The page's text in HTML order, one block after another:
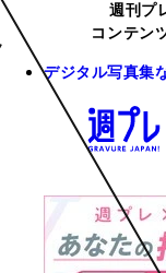
週刊プ
コンテン
デジタル写真集